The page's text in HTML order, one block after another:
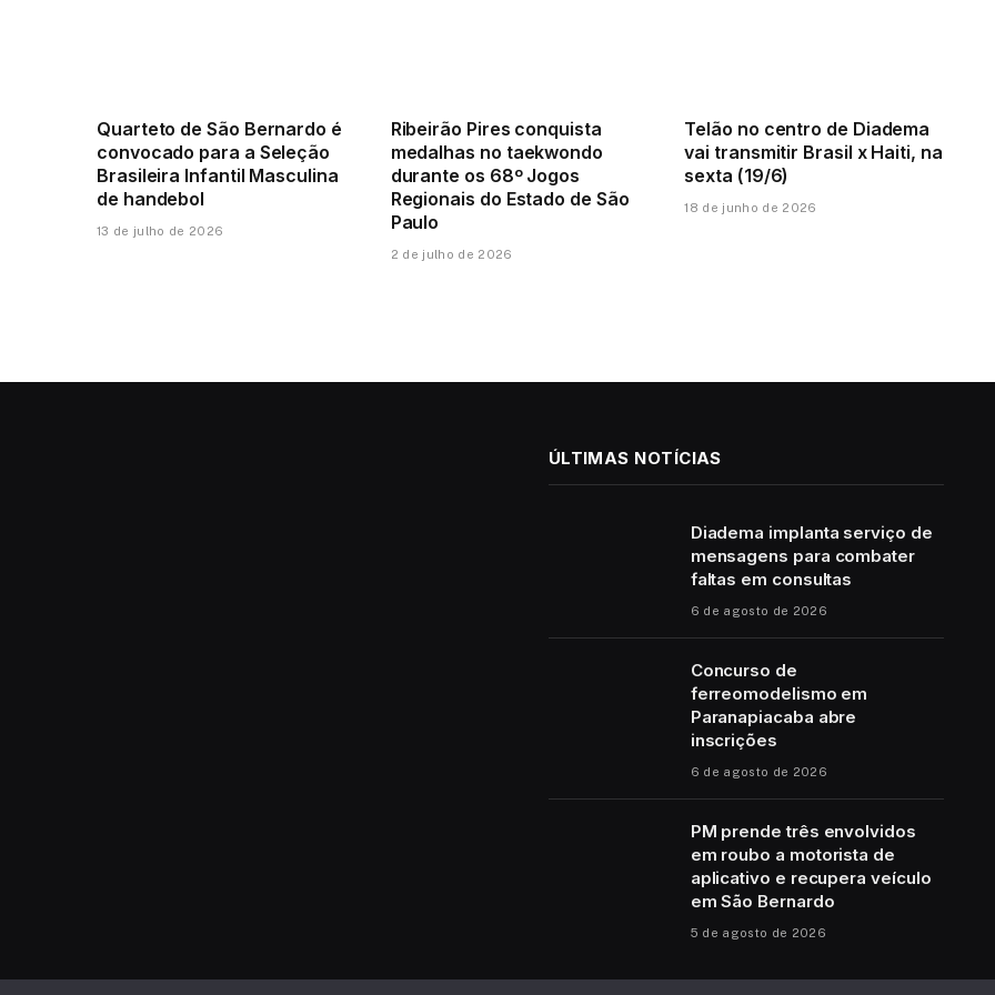
Quarteto de São Bernardo é
convocado para a Seleção
Brasileira Infantil Masculina
de handebol
13 de julho de 2026
Ribeirão Pires conquista
medalhas no taekwondo
durante os 68º Jogos
Regionais do Estado de São
Paulo
2 de julho de 2026
Telão no centro de Diadema
vai transmitir Brasil x Haiti, na
sexta (19/6)
18 de junho de 2026
ÚLTIMAS NOTÍCIAS
Diadema implanta serviço de
mensagens para combater
faltas em consultas
6 de agosto de 2026
Concurso de
ferreomodelismo em
Paranapiacaba abre
inscrições
6 de agosto de 2026
PM prende três envolvidos
em roubo a motorista de
aplicativo e recupera veículo
em São Bernardo
5 de agosto de 2026